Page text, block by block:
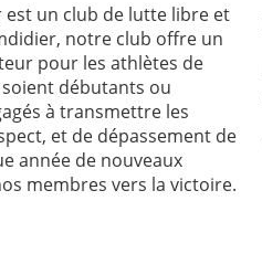
est un club de lutte libre et
notre club offre un
pour les athlètes de
soient débutants ou
à transmettre les
et de dépassement de
année de nouveaux
membres vers la victoire.